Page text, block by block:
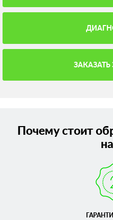
ЗАКАЗАТЬ
Почему стоит